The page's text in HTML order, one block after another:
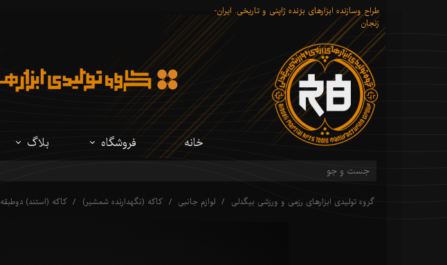
طراح وسازنده ابزارهای برّنده ژاپنی و تاریخی. ایران-
زنجان
خانه
فروشگاه
شمشیر ژاپنی
بلاگ
ویدئو
گروه تولیدی ابزارهای رزمی و ورزشی بیگدلی لوازم جانبی کاکه (نگهدارنده شمشیر) کاکه (استند) دوطبقه